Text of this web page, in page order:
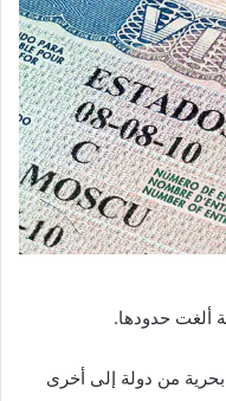
ألغت حدودها.
من دولة إلى أخرى